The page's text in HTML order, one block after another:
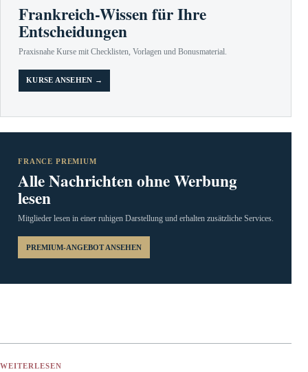
Frankreich-Wissen für Ihre
Entscheidungen
Praxisnahe Kurse mit Checklisten, Vorlagen und Bonusmaterial.
KURSE ANSEHEN →
FRANCE PREMIUM
Alle Nachrichten ohne Werbung
lesen
Mitglieder lesen in einer ruhigen Darstellung und erhalten zusätzliche Services.
PREMIUM-ANGEBOT ANSEHEN
WEITERLESEN